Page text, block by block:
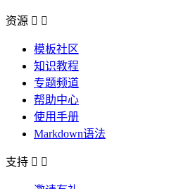
资源  
模板社区
知识教程
专题频道
帮助中心
使用手册
Markdown语法
支持  